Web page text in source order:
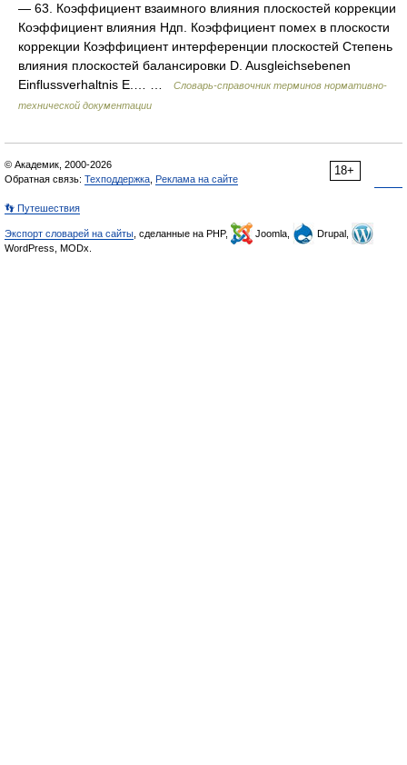
— 63. Коэффициент взаимного влияния плоскостей коррекции
Коэффициент влияния Ндп. Коэффициент помех в плоскости
коррекции Коэффициент интерференции плоскостей Степень
влияния плоскостей балансировки D. Ausgleichsebenen
Einflussverhaltnis Е.… …
Словарь-справочник терминов нормативно-
технической документации
18+
© Академик, 2000-2026
Обратная связь: Техподдержка Реклама на сайте
👣 Путешествия
Экспорт словарей на сайты , сделанные на PHP, Joomla,
Drupal,
WordPress, MODx.